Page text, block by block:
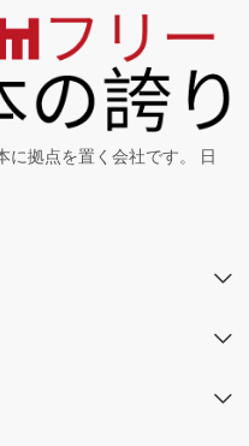
に拠点を置く会社です。 日